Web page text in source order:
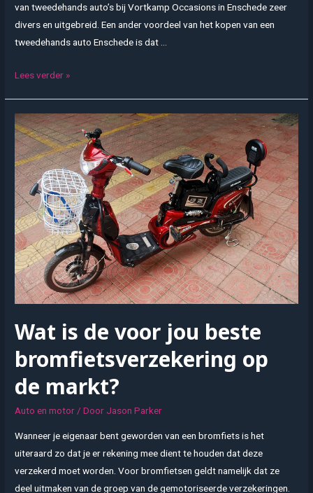
van tweedehands auto’s bij Vortkamp Occasions in Enschede zeer
divers en uitgebreid. Een ander voordeel van het kopen van een
tweedehands auto Enschede is dat …
Tweedehands
Lees verder »
Wat is de voor jou beste
bromfietsverzekering op
de markt?
Auto en motor / Door Jason Parker
Wanneer je eigenaar bent geworden van een bromfiets is het
uiteraard zo dat je er rekening mee dient te houden dat deze
verzekerd moet worden. Voor bromfietsen geldt namelijk dat ze
deel uitmaken van de groep van de gemotoriseerde verzekeringen.